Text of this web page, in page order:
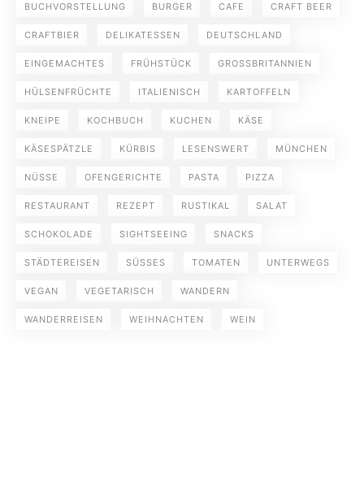
BUCHVORSTELLUNG BURGER CAFE CRAFT BEER
CRAFTBIER DELIKATESSEN DEUTSCHLAND
EINGEMACHTES FRÜHSTÜCK GROSSBRITANNIEN
HÜLSENFRÜCHTE ITALIENISCH KARTOFFELN
KNEIPE KOCHBUCH KUCHEN KÄSE
KÄSESPÄTZLE KÜRBIS LESENSWERT MÜNCHEN
NÜSSE OFENGERICHTE PASTA PIZZA
RESTAURANT REZEPT RUSTIKAL SALAT
SCHOKOLADE SIGHTSEEING SNACKS
STÄDTEREISEN SÜSSES TOMATEN UNTERWEGS
VEGAN VEGETARISCH WANDERN
WANDERREISEN WEIHNACHTEN WEIN